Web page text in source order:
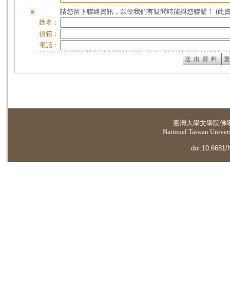
請您留下聯絡資訊，以便我們有疑問時能與您聯繫！ (此
姓名：
信箱：
電話：
臺灣大學文學院佛
National Taiwan
doi:10.6681/